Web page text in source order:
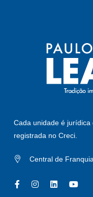
Cada unidade é
registrada no Creci.
Central de